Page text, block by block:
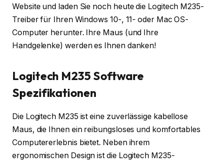
Website und laden Sie noch heute die Logitech M235-
Treiber für Ihren Windows 10-, 11- oder Mac OS-
Computer herunter. Ihre Maus (und Ihre
Handgelenke) werden es Ihnen danken!
Logitech M235 Software
Spezifikationen
Die Logitech M235 ist eine zuverlässige kabellose
Maus, die Ihnen ein reibungsloses und komfortables
Computererlebnis bietet. Neben ihrem
ergonomischen Design ist die Logitech M235-